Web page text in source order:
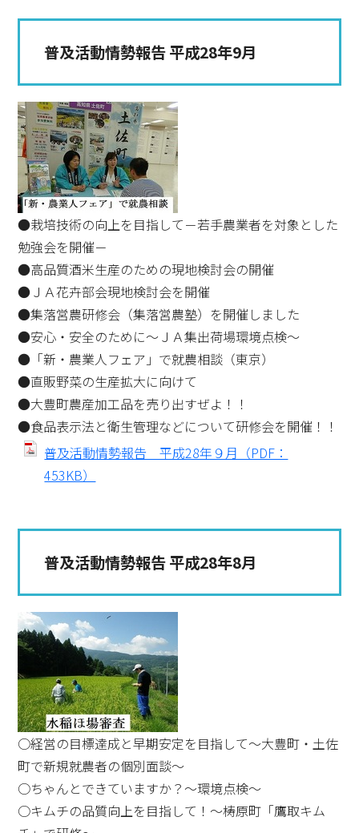
普及活動情勢報告 平成28年9月
●栽培技術の向上を目指して－若手農業者を対象とした
勉強会を開催－
●高品質酒米生産のための現地検討会の開催
●ＪＡ花卉部会現地検討会を開催
●集落営農研修会（集落営農塾）を開催しました
●安心・安全のために～ＪＡ集出荷場環境点検～
●「新・農業人フェア」で就農相談（東京）
●直販野菜の生産拡大に向けて
●大豊町農産加工品を売り出すぜよ！！
●食品表示法と衛生管理などについて研修会を開催！！
普及活動情勢報告 平成28年９月（PDF：
453KB）
普及活動情勢報告 平成28年8月
○経営の目標達成と早期安定を目指して～大豊町・土佐
町で新規就農者の個別面談～
○ちゃんとできていますか？～環境点検～
○キムチの品質向上を目指して！～梼原町「鷹取キム